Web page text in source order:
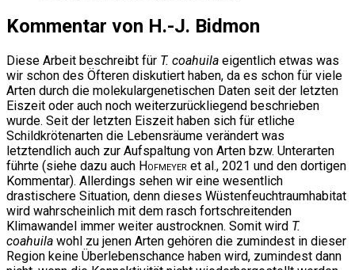
Kommentar von H.-J. Bidmon
Diese Arbeit beschreibt für T. coahuila eigentlich etwas was
wir schon des Öfteren diskutiert haben, da es schon für viele
Arten durch die molekulargenetischen Daten seit der letzten
Eiszeit oder auch noch weiterzurückliegend beschrieben
wurde. Seit der letzten Eiszeit haben sich für etliche
Schildkrötenarten die Lebensräume verändert was
letztendlich auch zur Aufspaltung von Arten bzw. Unterarten
führte (siehe dazu auch Hofmeyer et al., 2021 und den dortigen
Kommentar). Allerdings sehen wir eine wesentlich
drastischere Situation, denn dieses Wüstenfeuchtraumhabitat
wird wahrscheinlich mit dem rasch fortschreitenden
Klimawandel immer weiter austrocknen. Somit wird T.
coahuila wohl zu jenen Arten gehören die zumindest in dieser
Region keine Überlebenschance haben wird, zumindest dann